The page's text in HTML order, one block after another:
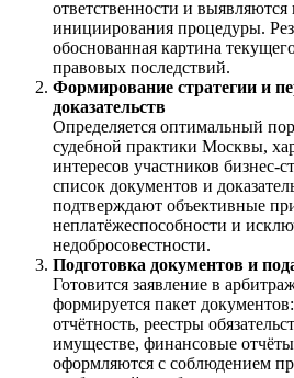
ответственности и
инициирования процедуры.
обоснованная картина
правовых последствий.
Формирование стратегии и
доказательств
Определяется оптимальный
судебной практики Москвы,
интересов участников бизнес-
список документов и
подтверждают объективные
неплатёжеспособности и
недобросовестности.
Подготовка документов и
Готовится заявление в
формируется пакет документов:
отчётность, реестры
имуществе, финансовые
оформляются с соблюдением